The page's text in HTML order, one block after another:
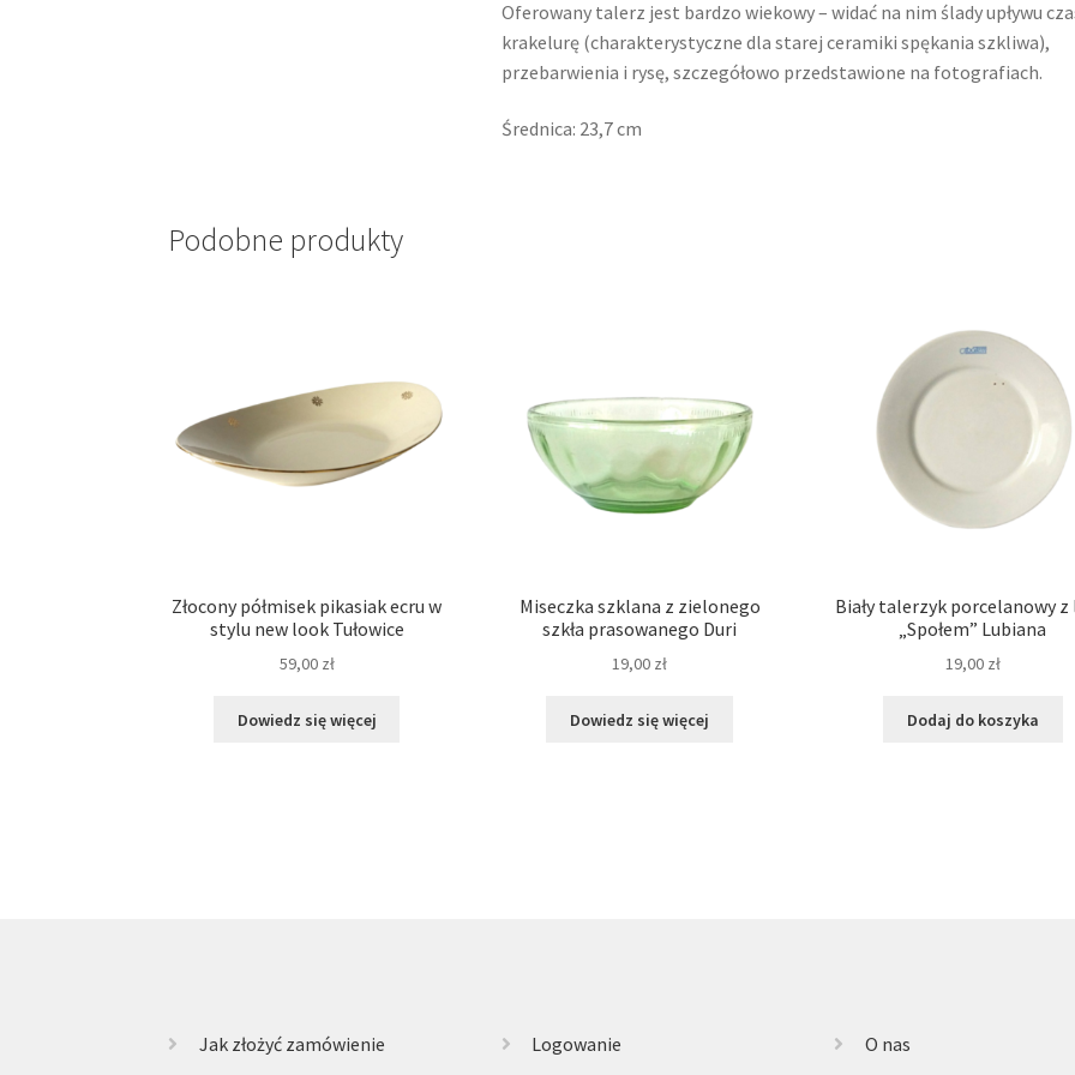
Oferowany talerz jest bardzo wiekowy – widać na nim ślady upływu
krakelurę (charakterystyczne dla starej ceramiki spękania szkliwa),
przebarwienia i rysę, szczegółowo przedstawione na fotografiach.
Średnica: 23,7 cm
Podobne produkty
Złocony półmisek pikasiak ecru w
stylu new look Tułowice
59,00 zł
Dowiedz się więcej
Miseczka szklana z zielonego
szkła prasowanego Duri
19,00 zł
Dowiedz się więcej
Biały talerzyk porcelanowy
„Społem” Lubiana
19,00 zł
Dodaj do koszyka
Jak złożyć zamówienie Logowanie O nas